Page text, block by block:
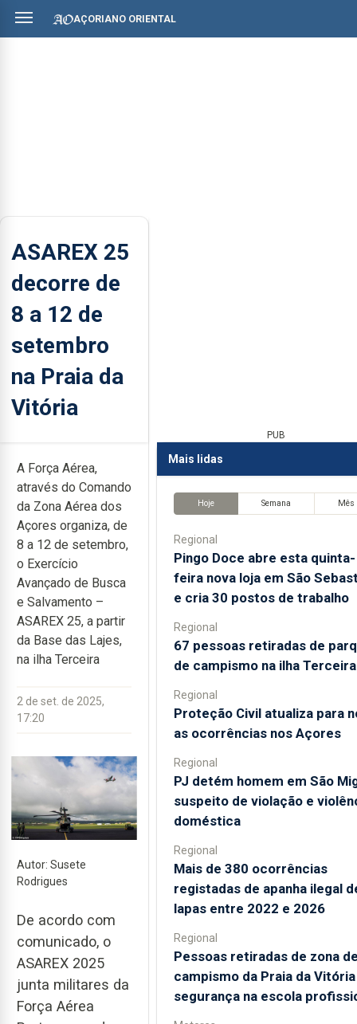
AÇORIANO ORIENTAL
ASAREX 25
decorre de
8 a 12 de
setembro
na Praia da
Vitória
A Força Aérea,
através do Comando
da Zona Aérea dos
Açores organiza, de
8 a 12 de setembro,
o Exercício
Avançado de Busca
e Salvamento –
ASAREX 25, a partir
da Base das Lajes,
na ilha Terceira
2 de set. de 2025,
17:20
Autor: Susete
Rodrigues
De acordo com
comunicado, o
ASAREX 2025
junta militares da
Força Aérea
PUB
Mais lidas
Hoje Semana Mês
Regional
Pingo Doce abre esta quinta-
feira nova loja em São
e cria 30 postos de trabalho
Regional
67 pessoas retiradas de
de campismo na ilha Terceira
Regional
Proteção Civil atualiza para
as ocorrências nos Açores
Regional
PJ detém homem em São
suspeito de violação e
doméstica
Regional
Mais de 380 ocorrências
registadas de apanha ilegal
lapas entre 2022 e 2026
Regional
Pessoas retiradas de zona
campismo da Praia da
segurança na escola